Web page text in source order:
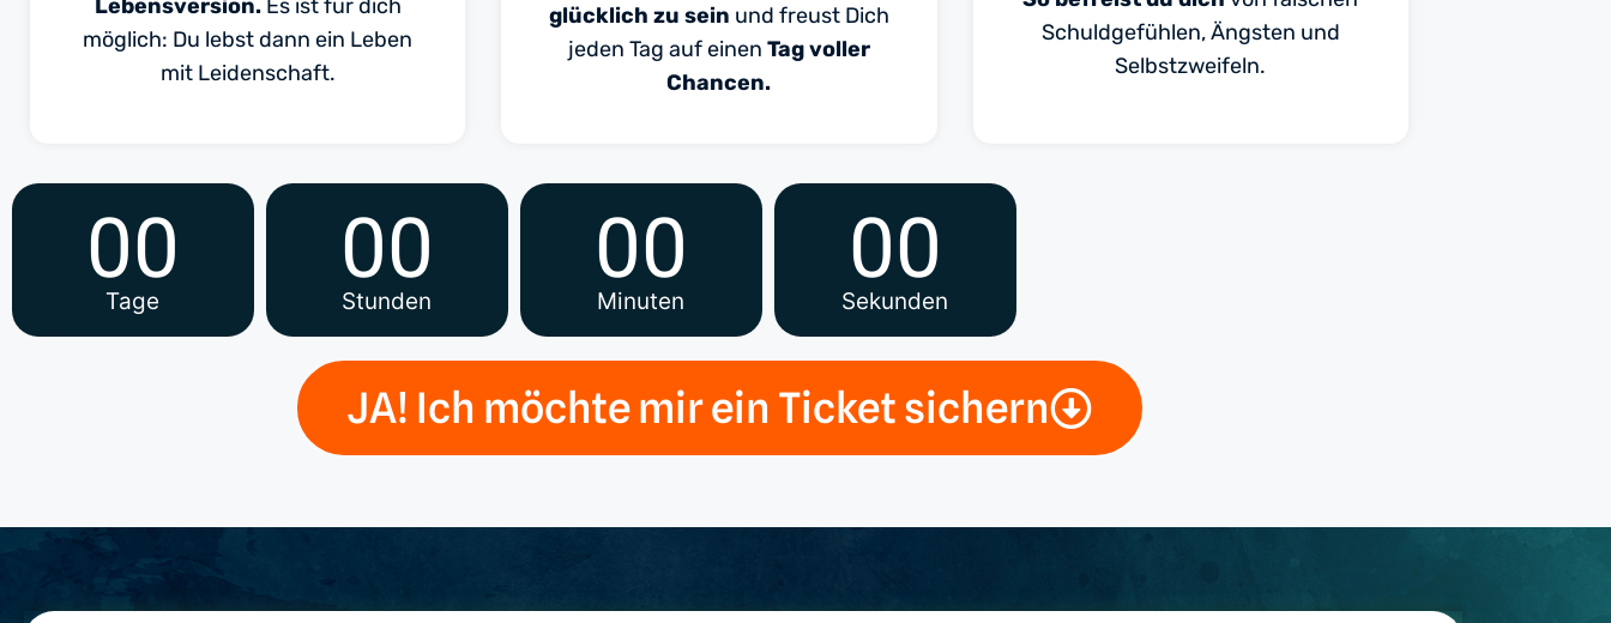
Lebensversion.Es ist für dich
möglich: Du lebst dann ein Leben
mit Leidenschaft.
glücklich zu sein und freust Dich
jeden Tag auf einen Tag voller
Chancen.
Schuldgefühlen, Ängsten und
Selbstzweifeln.
00
Tage
00
Stunden
00
Minuten
00
Sekunden
JA! Ich möchte mir ein Ticket sichern